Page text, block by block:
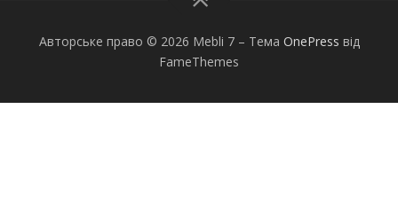
Авторське право © 2026 Mebli 7 – Тема OnePress від
FameThemes